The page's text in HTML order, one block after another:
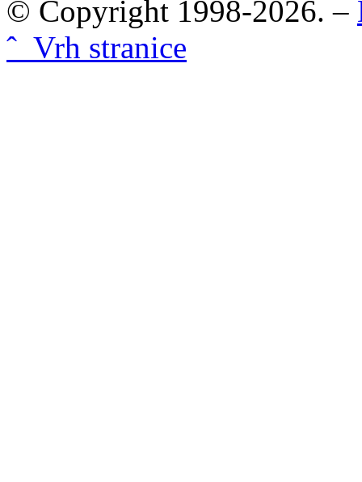
© Copyright 1998-2026. –
ˆ Vrh stranice